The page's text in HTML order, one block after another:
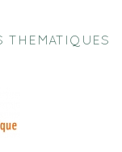
THEMATIQUES